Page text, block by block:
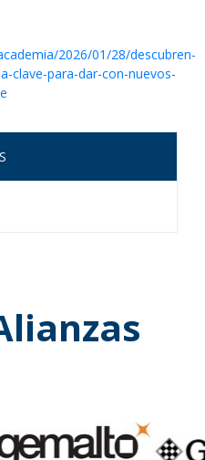
2026/01/28/descubren-
clave-para-dar-con-nuevos-